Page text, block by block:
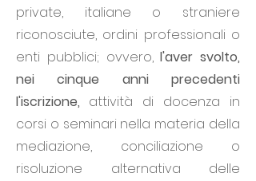
private, italiane o straniere
riconosciute, ordini professionali o
enti pubblici; ovvero,l'aver svolto,
nei cinque anni precedenti
l'iscrizione, attività di docenza in
corsi o seminari nella materia della
mediazione, conciliazione o
risoluzione alternativa delle